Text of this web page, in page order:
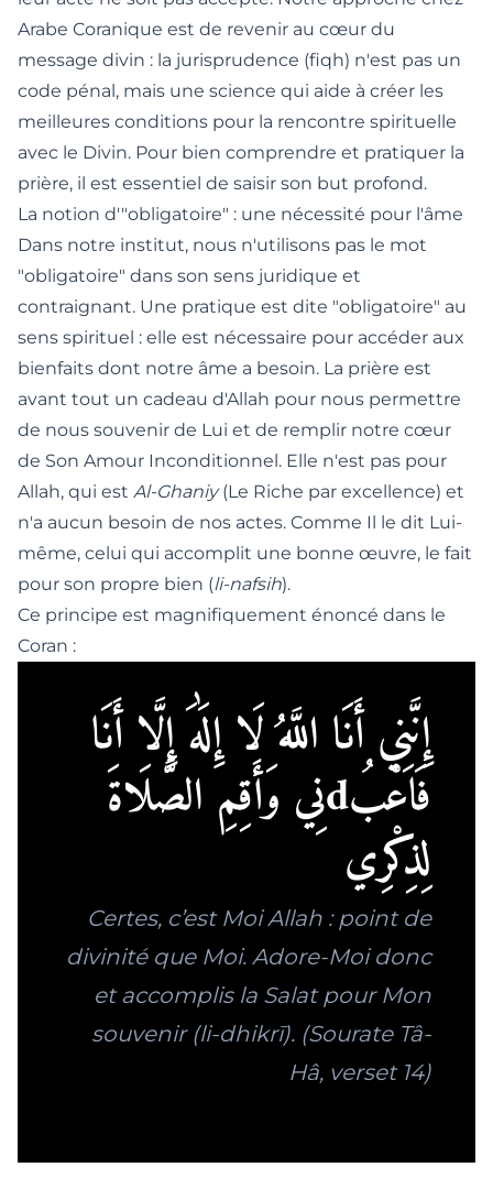
Arabe Coranique est de revenir au cœur du
message divin : la jurisprudence (fiqh) n'est pas un
code pénal, mais une science qui aide à créer les
meilleures conditions pour la rencontre spirituelle
avec le Divin. Pour bien comprendre et pratiquer la
prière, il est essentiel de saisir son but profond.
La notion d'"obligatoire" : une nécessité pour l'âme
Dans notre institut, nous n'utilisons pas le mot
"obligatoire" dans son sens juridique et
contraignant. Une pratique est dite "obligatoire" au
sens spirituel : elle est nécessaire pour accéder aux
bienfaits dont notre âme a besoin. La prière est
avant tout un cadeau d'Allah pour nous permettre
de nous souvenir de Lui et de remplir notre cœur
de Son Amour Inconditionnel. Elle n'est pas pour
Allah, qui est Al-Ghaniy(Le Riche par excellence) et
n'a aucun besoin de nos actes. Comme Il le dit Lui-
même, celui qui accomplit une bonne œuvre, le fait
pour son propre bien (li-nafsih).
Ce principe est magnifiquement énoncé dans le
Coran :
إِنَّنِي أَنَا اللَّهُ لَا إِلَٰهَ إِلَّا أَنَا
فَاعْبُdنِي وَأَقِمِ الصَّلَاةَ
لِذِكْرِي
Certes, c’est Moi Allah : point de
divinité que Moi. Adore-Moi donc
et accomplis la Salat pour Mon
souvenir (li-dhikrī). (Sourate Tâ-
Hâ, verset 14)